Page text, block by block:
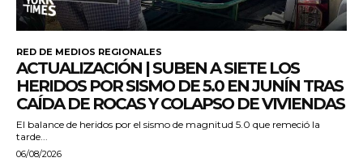
RED DE MEDIOS REGIONALES
ACTUALIZACIÓN | SUBEN A SIETE LOS
HERIDOS POR SISMO DE 5.0 EN JUNÍN TRAS
CAÍDA DE ROCAS Y COLAPSO DE VIVIENDAS
El balance de heridos por el sismo de magnitud 5.0 que remeció la
tarde...
06/08/2026